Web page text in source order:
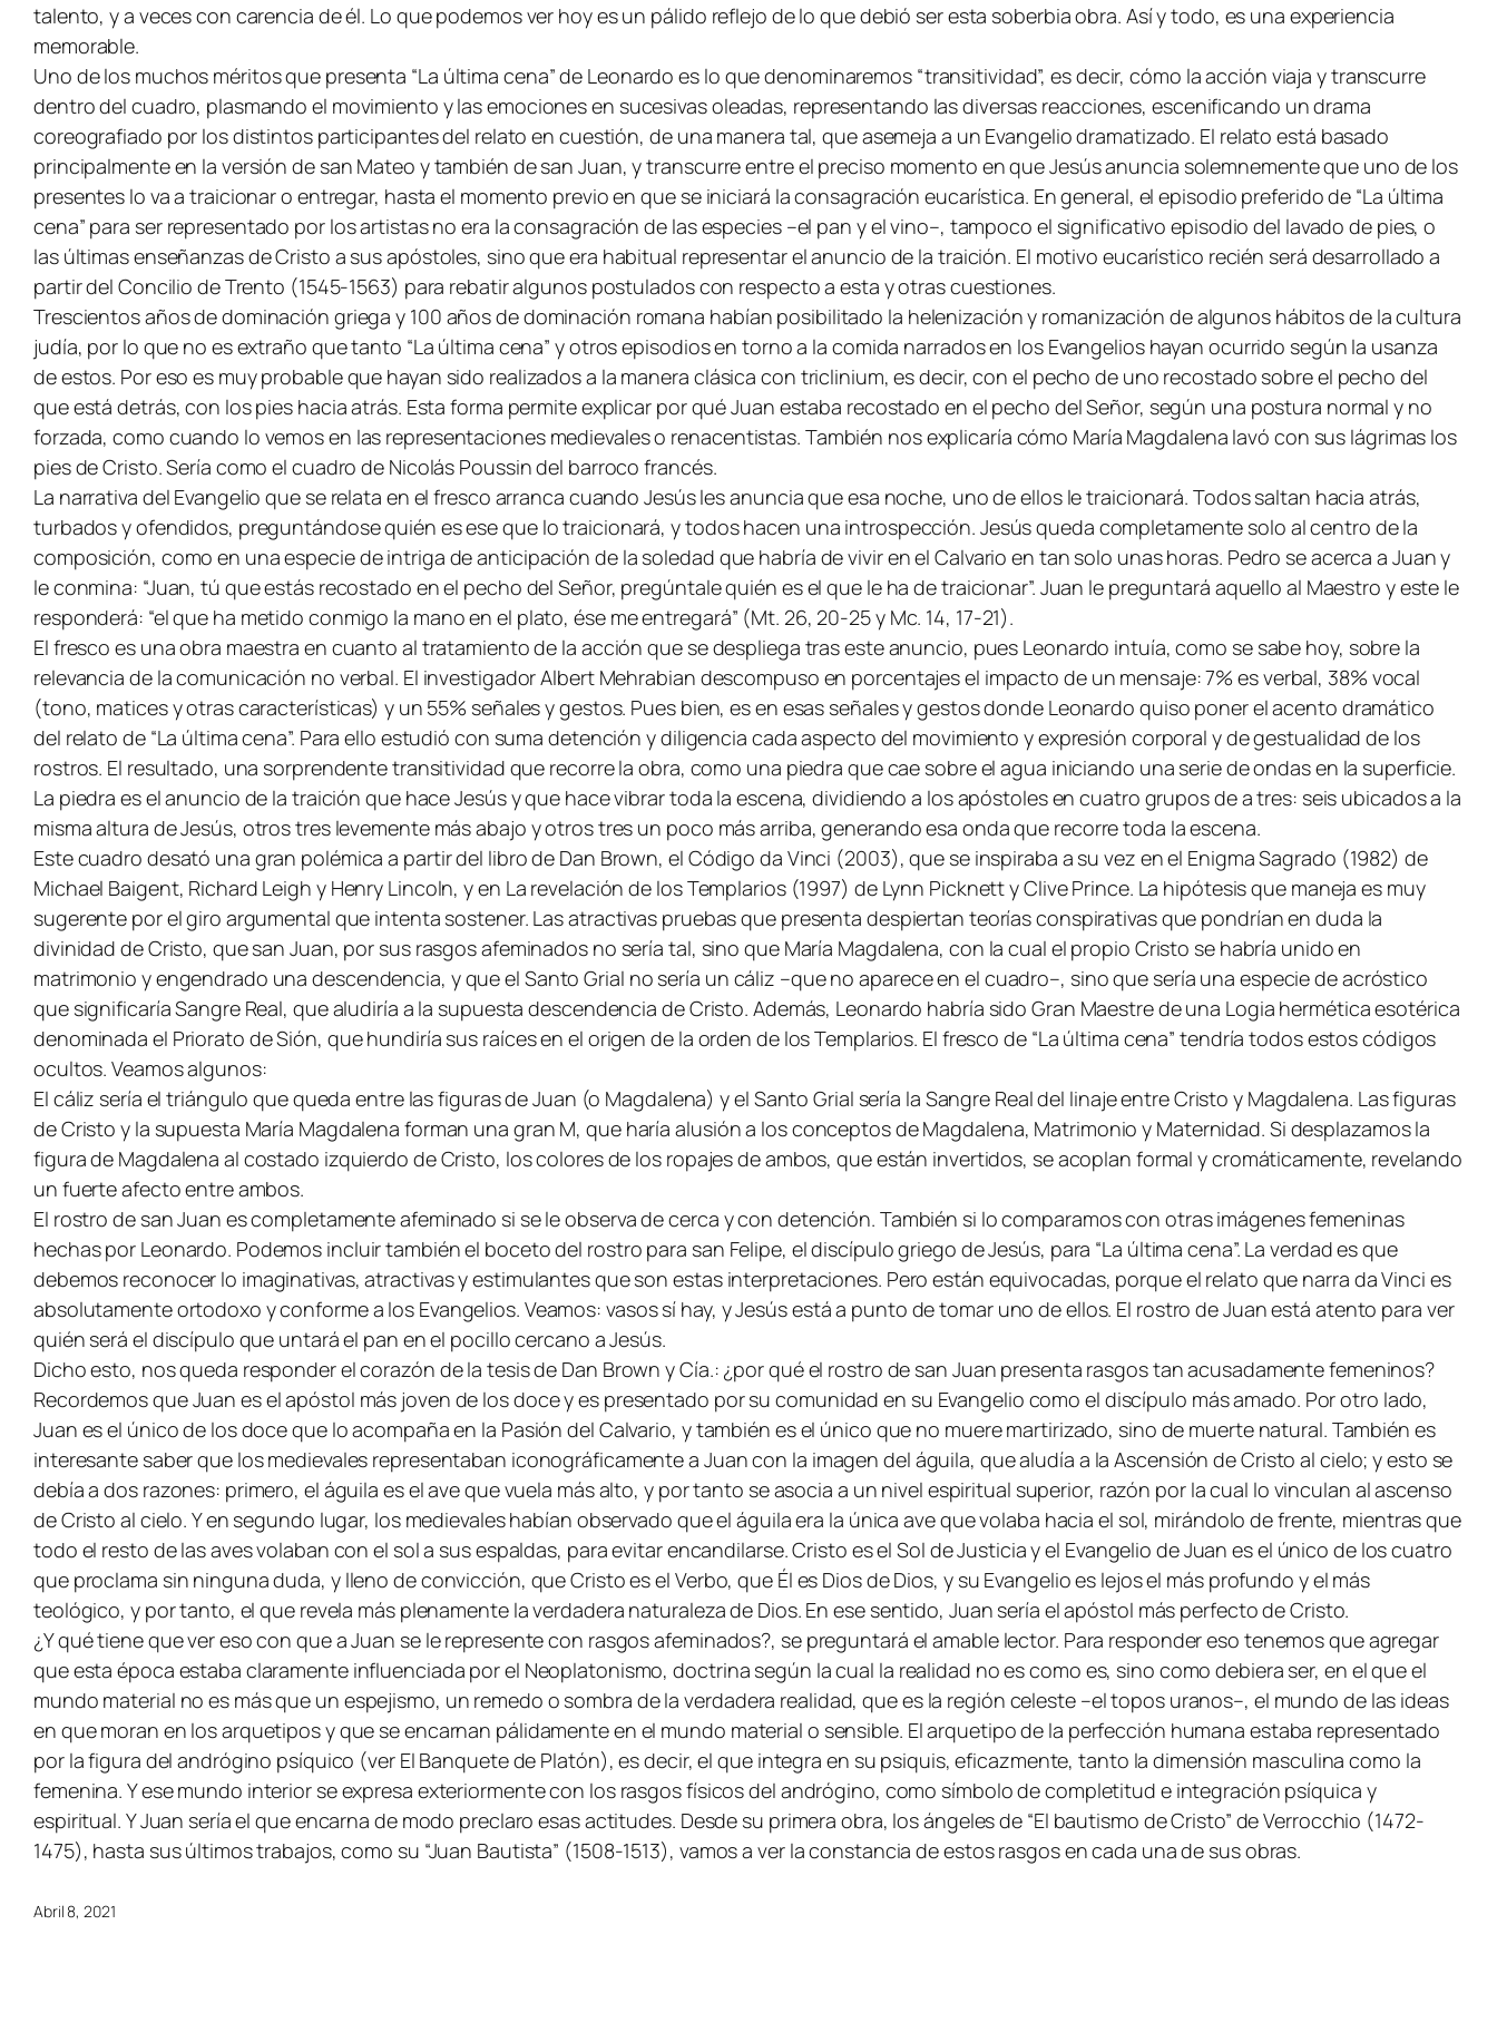
talento, y a veces con carencia de él. Lo que podemos ver hoy es un pálido reflejo de lo que debió ser esta soberbia obra. Así y todo, es una experiencia
memorable.
Uno de los muchos méritos que presenta “La última cena” de Leonardo es lo que denominaremos “transitividad”, es decir, cómo la acción viaja y transcurre
dentro del cuadro, plasmando el movimiento y las emociones en sucesivas oleadas, representando las diversas reacciones, escenificando un drama
coreografiado por los distintos participantes del relato en cuestión, de una manera tal, que asemeja a un Evangelio dramatizado. El relato está basado
principalmente en la versión de san Mateo y también de san Juan, y transcurre entre el preciso momento en que Jesús anuncia solemnemente que uno de los
presentes lo va a traicionar o entregar, hasta el momento previo en que se iniciará la consagración eucarística. En general, el episodio preferido de “La última
cena” para ser representado por los artistas no era la consagración de las especies –el pan y el vino–, tampoco el significativo episodio del lavado de pies, o
las últimas enseñanzas de Cristo a sus apóstoles, sino que era habitual representar el anuncio de la traición. El motivo eucarístico recién será desarrollado a
partir del Concilio de Trento (1545-1563) para rebatir algunos postulados con respecto a esta y otras cuestiones.
Trescientos años de dominación griega y 100 años de dominación romana habían posibilitado la helenización y romanización de algunos hábitos de la cultura
judía, por lo que no es extraño que tanto “La última cena” y otros episodios en torno a la comida narrados en los Evangelios hayan ocurrido según la usanza
de estos. Por eso es muy probable que hayan sido realizados a la manera clásica con triclinium, es decir, con el pecho de uno recostado sobre el pecho del
que está detrás, con los pies hacia atrás. Esta forma permite explicar por qué Juan estaba recostado en el pecho del Señor, según una postura normal y no
forzada, como cuando lo vemos en las representaciones medievales o renacentistas. También nos explicaría cómo María Magdalena lavó con sus lágrimas los
pies de Cristo. Sería como el cuadro de Nicolás Poussin del barroco francés.
La narrativa del Evangelio que se relata en el fresco arranca cuando Jesús les anuncia que esa noche, uno de ellos le traicionará. Todos saltan hacia atrás,
turbados y ofendidos, preguntándose quién es ese que lo traicionará, y todos hacen una introspección. Jesús queda completamente solo al centro de la
composición, como en una especie de intriga de anticipación de la soledad que habría de vivir en el Calvario en tan solo unas horas. Pedro se acerca a Juan y
le conmina: “Juan, tú que estás recostado en el pecho del Señor, pregúntale quién es el que le ha de traicionar”. Juan le preguntará aquello al Maestro y este le
responderá: “el que ha metido conmigo la mano en el plato, ése me entregará” (Mt. 26, 20-25 y Mc. 14, 17-21).
El fresco es una obra maestra en cuanto al tratamiento de la acción que se despliega tras este anuncio, pues Leonardo intuía, como se sabe hoy, sobre la
relevancia de la comunicación no verbal. El investigador Albert Mehrabian descompuso en porcentajes el impacto de un mensaje: 7% es verbal, 38% vocal
(tono, matices y otras características) y un 55% señales y gestos. Pues bien, es en esas señales y gestos donde Leonardo quiso poner el acento dramático
del relato de “La última cena”. Para ello estudió con suma detención y diligencia cada aspecto del movimiento y expresión corporal y de gestualidad de los
rostros. El resultado, una sorprendente transitividad que recorre la obra, como una piedra que cae sobre el agua iniciando una serie de ondas en la superficie.
La piedra es el anuncio de la traición que hace Jesús y que hace vibrar toda la escena, dividiendo a los apóstoles en cuatro grupos de a tres: seis ubicados a la
misma altura de Jesús, otros tres levemente más abajo y otros tres un poco más arriba, generando esa onda que recorre toda la escena.
Este cuadro desató una gran polémica a partir del libro de Dan Brown, el Código da Vinci (2003), que se inspiraba a su vez en el Enigma Sagrado (1982) de
Michael Baigent, Richard Leigh y Henry Lincoln, y en La revelación de los Templarios (1997) de Lynn Picknett y Clive Prince. La hipótesis que maneja es muy
sugerente por el giro argumental que intenta sostener. Las atractivas pruebas que presenta despiertan teorías conspirativas que pondrían en duda la
divinidad de Cristo, que san Juan, por sus rasgos afeminados no sería tal, sino que María Magdalena, con la cual el propio Cristo se habría unido en
matrimonio y engendrado una descendencia, y que el Santo Grial no sería un cáliz –que no aparece en el cuadro–, sino que sería una especie de acróstico
que significaría Sangre Real, que aludiría a la supuesta descendencia de Cristo. Además, Leonardo habría sido Gran Maestre de una Logia hermética esotérica
denominada el Priorato de Sión, que hundiría sus raíces en el origen de la orden de los Templarios. El fresco de “La última cena” tendría todos estos códigos
ocultos. Veamos algunos:
El cáliz sería el triángulo que queda entre las figuras de Juan (o Magdalena) y el Santo Grial sería la Sangre Real del linaje entre Cristo y Magdalena. Las figuras
de Cristo y la supuesta María Magdalena forman una gran M, que haría alusión a los conceptos de Magdalena, Matrimonio y Maternidad. Si desplazamos la
figura de Magdalena al costado izquierdo de Cristo, los colores de los ropajes de ambos, que están invertidos, se acoplan formal y cromáticamente, revelando
un fuerte afecto entre ambos.
El rostro de san Juan es completamente afeminado si se le observa de cerca y con detención. También si lo comparamos con otras imágenes femeninas
hechas por Leonardo. Podemos incluir también el boceto del rostro para san Felipe, el discípulo griego de Jesús, para “La última cena”. La verdad es que
debemos reconocer lo imaginativas, atractivas y estimulantes que son estas interpretaciones. Pero están equivocadas, porque el relato que narra da Vinci es
absolutamente ortodoxo y conforme a los Evangelios. Veamos: vasos sí hay, y Jesús está a punto de tomar uno de ellos. El rostro de Juan está atento para ver
quién será el discípulo que untará el pan en el pocillo cercano a Jesús.
Dicho esto, nos queda responder el corazón de la tesis de Dan Brown y Cía.: ¿por qué el rostro de san Juan presenta rasgos tan acusadamente femeninos?
Recordemos que Juan es el apóstol más joven de los doce y es presentado por su comunidad en su Evangelio como el discípulo más amado. Por otro lado,
Juan es el único de los doce que lo acompaña en la Pasión del Calvario, y también es el único que no muere martirizado, sino de muerte natural. También es
interesante saber que los medievales representaban iconográficamente a Juan con la imagen del águila, que aludía a la Ascensión de Cristo al cielo; y esto se
debía a dos razones: primero, el águila es el ave que vuela más alto, y por tanto se asocia a un nivel espiritual superior, razón por la cual lo vinculan al ascenso
de Cristo al cielo. Y en segundo lugar, los medievales habían observado que el águila era la única ave que volaba hacia el sol, mirándolo de frente, mientras que
todo el resto de las aves volaban con el sol a sus espaldas, para evitar encandilarse. Cristo es el Sol de Justicia y el Evangelio de Juan es el único de los cuatro
que proclama sin ninguna duda, y lleno de convicción, que Cristo es el Verbo, que Él es Dios de Dios, y su Evangelio es lejos el más profundo y el más
teológico, y por tanto, el que revela más plenamente la verdadera naturaleza de Dios. En ese sentido, Juan sería el apóstol más perfecto de Cristo.
¿Y qué tiene que ver eso con que a Juan se le represente con rasgos afeminados?, se preguntará el amable lector. Para responder eso tenemos que agregar
que esta época estaba claramente influenciada por el Neoplatonismo, doctrina según la cual la realidad no es como es, sino como debiera ser, en el que el
mundo material no es más que un espejismo, un remedo o sombra de la verdadera realidad, que es la región celeste –el topos uranos–, el mundo de las ideas
en que moran en los arquetipos y que se encarnan pálidamente en el mundo material o sensible. El arquetipo de la perfección humana estaba representado
por la figura del andrógino psíquico (ver El Banquete de Platón), es decir, el que integra en su psiquis, eficazmente, tanto la dimensión masculina como la
femenina. Y ese mundo interior se expresa exteriormente con los rasgos físicos del andrógino, como símbolo de completitud e integración psíquica y
espiritual. Y Juan sería el que encarna de modo preclaro esas actitudes. Desde su primera obra, los ángeles de “El bautismo de Cristo” de Verrocchio (1472-
1475), hasta sus últimos trabajos, como su “Juan Bautista” (1508-1513), vamos a ver la constancia de estos rasgos en cada una de sus obras.
Abril 8, 2021